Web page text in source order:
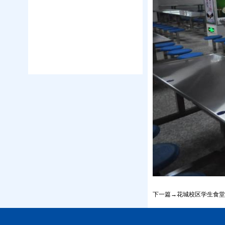
下一篇→花城校区学生食